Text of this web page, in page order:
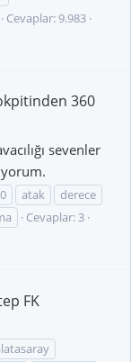
Cevaplar: 9.983
360
sevenler
atak
derece
Cevaplar: 3
FK